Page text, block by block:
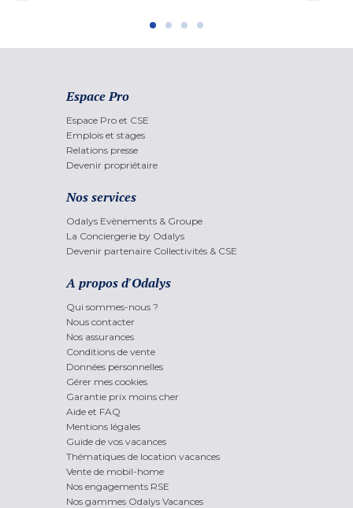
Espace Pro
Espace Pro et CSE
Emplois et stages
Relations presse
Devenir propriétaire
Nos services
Odalys Evènements & Groupe
La Conciergerie by Odalys
Devenir partenaire Collectivités & CSE
A propos d'Odalys
Qui sommes-nous ?
Nous contacter
Nos assurances
Conditions de vente
Données personnelles
Gérer mes cookies
Garantie prix moins cher
Aide et FAQ
Mentions légales
Guide de vos vacances
Thématiques de location vacances
Vente de mobil-home
Nos engagements RSE
Nos gammes Odalys Vacances